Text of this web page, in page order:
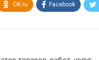
OK.ru Facebook